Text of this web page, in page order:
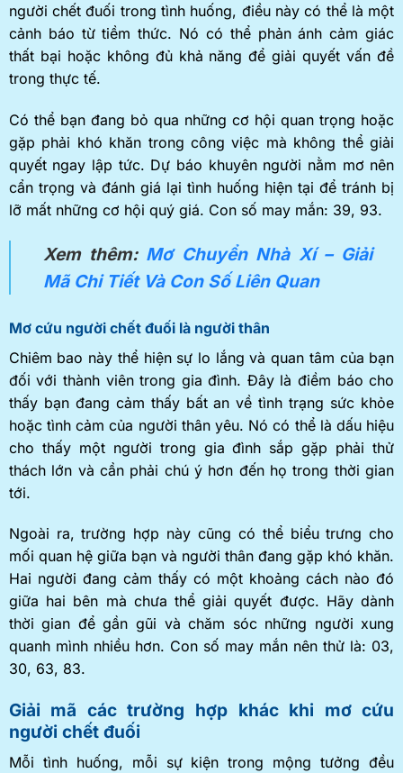
người chết đuối trong tình huống, điều này có thể là một
cảnh báo từ tiềm thức. Nó có thể phản ánh cảm giác
thất bại hoặc không đủ khả năng để giải quyết vấn đề
trong thực tế.
Có thể bạn đang bỏ qua những cơ hội quan trọng hoặc
gặp phải khó khăn trong công việc mà không thể giải
quyết ngay lập tức. Dự báo khuyên người nằm mơ nên
cẩn trọng và đánh giá lại tình huống hiện tại để tránh bị
lỡ mất những cơ hội quý giá. Con số may mắn: 39, 93.
Xem thêm: Mơ Chuyển Nhà Xí – Giải
Mã Chi Tiết Và Con Số Liên Quan
Mơ cứu người chết đuối là người thân
Chiêm bao này thể hiện sự lo lắng và quan tâm của bạn
đối với thành viên trong gia đình. Đây là điềm báo cho
thấy bạn đang cảm thấy bất an về tình trạng sức khỏe
hoặc tình cảm của người thân yêu. Nó có thể là dấu hiệu
cho thấy một người trong gia đình sắp gặp phải thử
thách lớn và cần phải chú ý hơn đến họ trong thời gian
tới.
Ngoài ra, trường hợp này cũng có thể biểu trưng cho
mối quan hệ giữa bạn và người thân đang gặp khó khăn.
Hai người đang cảm thấy có một khoảng cách nào đó
giữa hai bên mà chưa thể giải quyết được. Hãy dành
thời gian để gần gũi và chăm sóc những người xung
quanh mình nhiều hơn. Con số may mắn nên thử là: 03,
30, 63, 83.
Giải mã các trường hợp khác khi mơ cứu
người chết đuối
Mỗi tình huống, mỗi sự kiện trong mộng tưởng đều